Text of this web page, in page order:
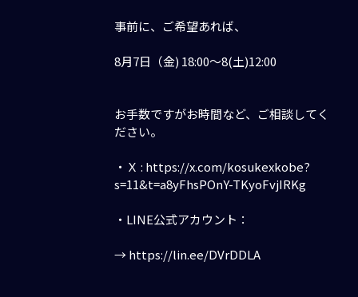
事前に、ご希望あれば、
8月7日（金) 18:00〜8(土)12:00
お手数ですがお時間など、ご相談してく
ださい。
・Ｘ : https://x.com/kosukexkobe?
s=11&t=a8yFhsPOnY-TKyoFvjIRKg
・LINE公式アカウント：
→ https://lin.ee/DVrDDLA